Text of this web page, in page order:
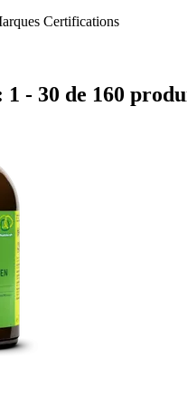
Certifications
- 30 de 160